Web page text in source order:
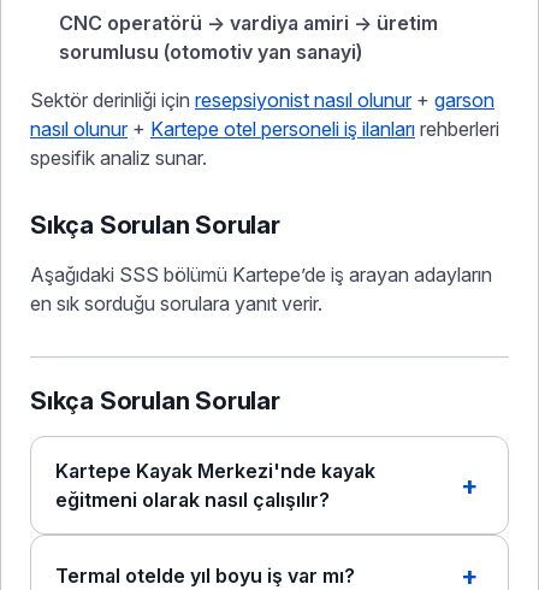
CNC operatörü → vardiya amiri → üretim
sorumlusu (otomotiv yan sanayi)
Sektör derinliği için resepsiyonist nasıl olunur+ garson
nasıl olunur+ Kartepe otel personeli iş ilanları rehberleri
spesifik analiz sunar.
Sıkça Sorulan Sorular
Aşağıdaki SSS bölümü Kartepe’de iş arayan adayların
en sık sorduğu sorulara yanıt verir.
Sıkça Sorulan Sorular
Kartepe Kayak Merkezi'nde kayak
eğitmeni olarak nasıl çalışılır?
Termal otelde yıl boyu iş var mı?